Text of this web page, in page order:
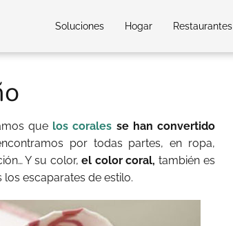
Soluciones Hogar Restaurantes
que los corales se han convertido
por todas partes, en ropa,
Y su color, el color coral, también es
escaparates de estilo.